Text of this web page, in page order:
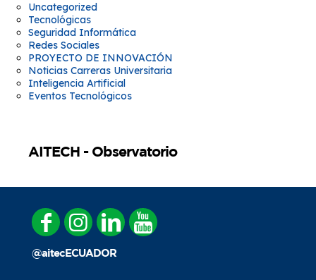
Uncategorized
Tecnológicas
Seguridad Informática
Redes Sociales
PROYECTO DE INNOVACIÓN
Noticias Carreras Universitaria
Inteligencia Artificial
Eventos Tecnológicos
AITECH - Observatorio
@aitecECUADOR